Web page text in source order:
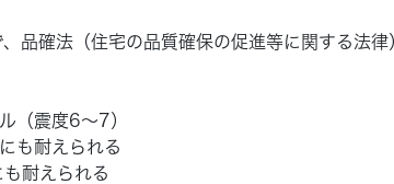
品確法（住宅の品質確保の促進等に関する法
（震度6～7）
も耐えられる
耐えられる